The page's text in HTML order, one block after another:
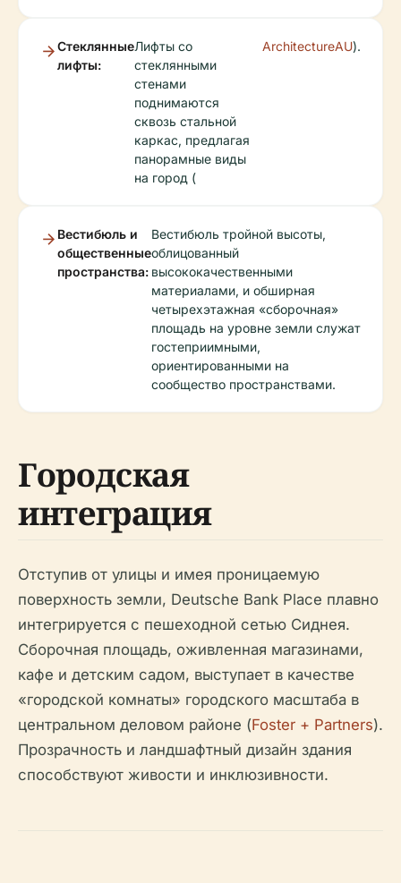
Стеклянные
лифты:
Лифты со
стеклянными
стенами
поднимаются
сквозь стальной
каркас, предлагая
панорамные виды
на город (
ArchitectureAU).
Вестибюль и
общественные
пространства:
Вестибюль тройной высоты,
облицованный
высококачественными
материалами, и обширная
четырехэтажная «сборочная»
площадь на уровне земли служат
гостеприимными,
ориентированными на
сообщество пространствами.
Городская
интеграция
Отступив от улицы и имея проницаемую
поверхность земли, Deutsche Bank Place плавно
интегрируется с пешеходной сетью Сиднея.
Сборочная площадь, оживленная магазинами,
кафе и детским садом, выступает в качестве
«городской комнаты» городского масштаба в
центральном деловом районе (Foster + Partners).
Прозрачность и ландшафтный дизайн здания
способствуют живости и инклюзивности.